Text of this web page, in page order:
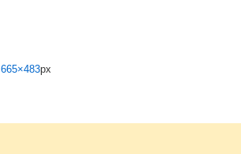
665×483px